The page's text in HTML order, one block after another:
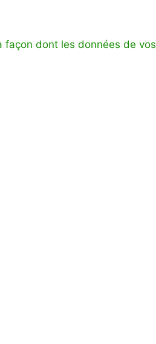
façon dont les données de vos